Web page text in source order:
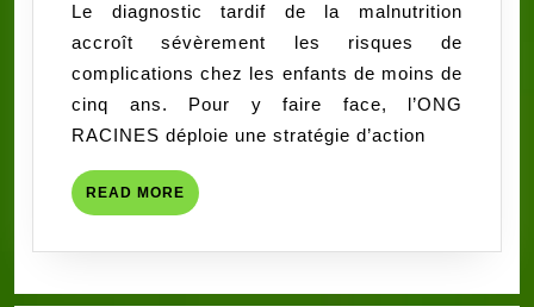
au
cœur
de
la
lutte
contre
la
benin
Le diagnostic tardif de la malnutrition
accroît sévèrement les risques de
complications chez les enfants de moins de
cinq ans. Pour y faire face, l’ONG
RACINES déploie une stratégie d’action
READ MORE READ
MORE